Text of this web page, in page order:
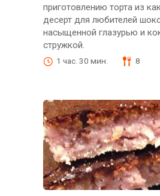
приготовлению торта из
десерт для любителей
насыщенной глазурью и
стружкой.
1 час. 30 мин. 8